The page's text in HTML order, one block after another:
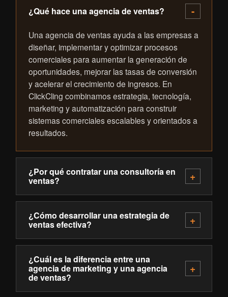
¿Qué hace una agencia de ventas?
Una agencia de ventas ayuda a las empresas a
diseñar, implementar y optimizar procesos
comerciales para aumentar la generación de
oportunidades, mejorar las tasas de conversión
y acelerar el crecimiento de ingresos. En
ClickCling combinamos estrategia, tecnología,
marketing y automatización para construir
sistemas comerciales escalables y orientados a
resultados.
¿Por qué contratar una consultoría en
ventas?
¿Cómo desarrollar una estrategia de
ventas efectiva?
¿Cuál es la diferencia entre una
agencia de marketing y una agencia
de ventas?